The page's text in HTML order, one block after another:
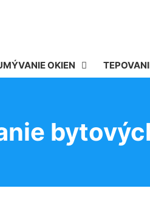
OKIEN